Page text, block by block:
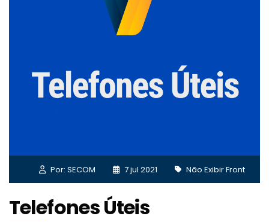
Por: SECOM 7 jul 2021 Não Exibir Front
Telefones Úteis